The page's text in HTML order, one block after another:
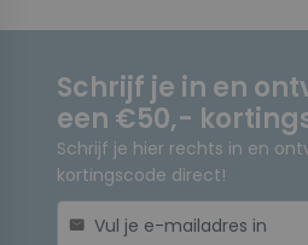
Schrijf je in en
een €50,-
Schrijf je hier rechts in en
kortingscode direct!
mail